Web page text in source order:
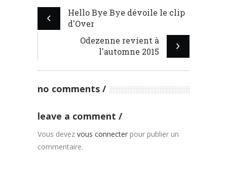
Hello Bye Bye dévoile le clip
d'Over
Odezenne revient à
l'automne 2015
no comments
leave a comment
Vous devez vous connecter pour publier un
commentaire.